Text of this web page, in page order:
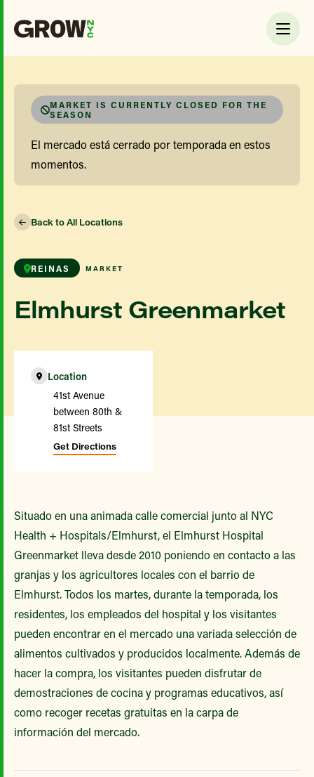
MARKET IS CURRENTLY CLOSED FOR THE
SEASON
El mercado está cerrado por temporada en estos
momentos.
Back to All Locations
REINAS MARKET
Elmhurst Greenmarket
Location
41st Avenue
between 80th &
81st Streets
Get Directions
Situado en una animada calle comercial junto al NYC
Health + Hospitals/Elmhurst, el Elmhurst Hospital
Greenmarket lleva desde 2010 poniendo en contacto a las
granjas y los agricultores locales con el barrio de
Elmhurst. Todos los martes, durante la temporada, los
residentes, los empleados del hospital y los visitantes
pueden encontrar en el mercado una variada selección de
alimentos cultivados y producidos localmente. Además de
hacer la compra, los visitantes pueden disfrutar de
demostraciones de cocina y programas educativos, así
como recoger recetas gratuitas en la carpa de
información del mercado.